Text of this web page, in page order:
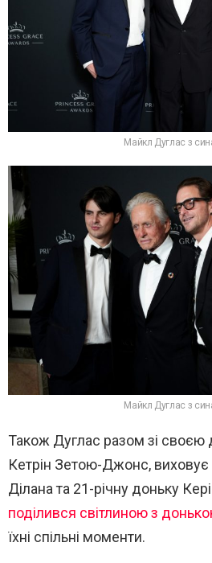
Майкл Дуглас з
Майкл Дуглас з
Також Дуглас разом зі
Кетрін Зетою-Джонс, виховує
Ділана та 21-річну доньку
поділився світлиною з
їхні спільні моменти.